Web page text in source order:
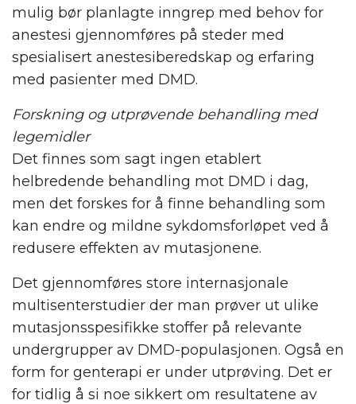
mulig bør planlagte inngrep med behov for
anestesi gjennomføres på steder med
spesialisert anestesiberedskap og erfaring
med pasienter med DMD.
Forskning og utprøvende behandling med
legemidler
Det finnes som sagt ingen etablert
helbredende behandling mot DMD i dag,
men det forskes for å finne behandling som
kan endre og mildne sykdomsforløpet ved å
redusere effekten av mutasjonene.
Det gjennomføres store internasjonale
multisenterstudier der man prøver ut ulike
mutasjonsspesifikke stoffer på relevante
undergrupper av DMD-populasjonen. Også en
form for genterapi er under utprøving. Det er
for tidlig å si noe sikkert om resultatene av